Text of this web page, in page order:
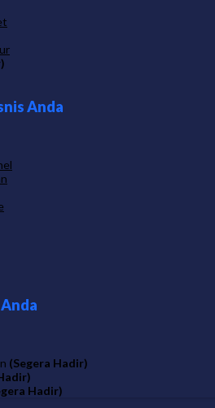
Anda
(Segera Hadir)
Hadir)